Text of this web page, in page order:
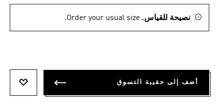
نصيحة للقياس. Order your usual size.
أضف إلى حقيبة التسوق